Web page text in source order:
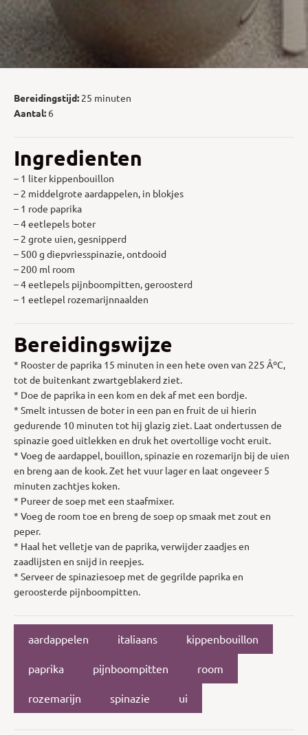
Bereidingstijd: 25 minuten
Aantal: 6
Ingredienten
– 1 liter kippenbouillon
– 2 middelgrote aardappelen, in blokjes
– 1 rode paprika
– 4 eetlepels boter
– 2 grote uien, gesnipperd
– 500 g diepvriesspinazie, ontdooid
– 200 ml room
– 4 eetlepels pijnboompitten, geroosterd
– 1 eetlepel rozemarijnnaalden
Bereidingswijze
* Rooster de paprika 15 minuten in een hete oven van 225 ÂºC,
tot de buitenkant zwartgeblakerd ziet.
* Doe de paprika in een kom en dek af met een bordje.
* Smelt intussen de boter in een pan en fruit de ui hierin
gedurende 10 minuten tot hij glazig ziet. Laat ondertussen de
spinazie goed uitlekken en druk het overtollige vocht eruit.
* Voeg de aardappel, bouillon, spinazie en rozemarijn bij de uien
en breng aan de kook. Zet het vuur lager en laat ongeveer 5
minuten zachtjes koken.
* Pureer de soep met een staafmixer.
* Voeg de room toe en breng de soep op smaak met zout en
peper.
* Haal het velletje van de paprika, verwijder zaadjes en
zaadlijsten en snijd in reepjes.
* Serveer de spinaziesoep met de gegrilde paprika en
geroosterde pijnboompitten.
aardappelen italiaans kippenbouillon
paprika pijnboompitten room
rozemarijn spinazie ui